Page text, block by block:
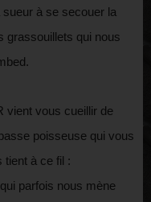
à se secouer la
grassouillets qui nous
vient vous cueillir de
poisseuse qui vous
tient à ce fil :
parfois nous mène